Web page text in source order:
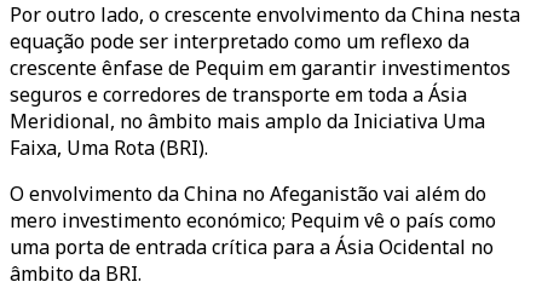
Por outro lado, o crescente envolvimento da China nesta
equação pode ser interpretado como um reflexo da
crescente ênfase de Pequim em garantir investimentos
seguros e corredores de transporte em toda a Ásia
Meridional, no âmbito mais amplo da Iniciativa Uma
Faixa, Uma Rota(BRI).
O envolvimento da China no Afeganistão vai além do
mero investimento económico; Pequim vê o país como
uma porta de entrada crítica para a Ásia Ocidental no
âmbito da BRI.